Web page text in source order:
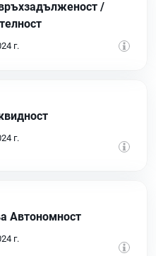
/
г.
г.
Автономност
г.